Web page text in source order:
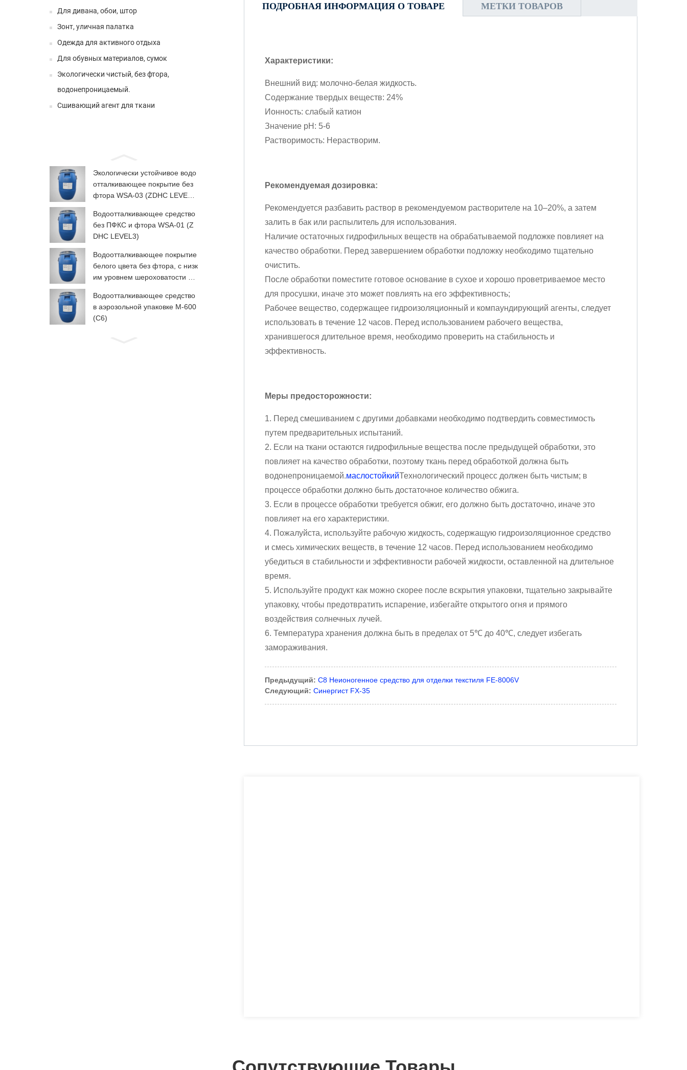
Для дивана, обои, штор
Зонт, уличная палатка
Одежда для активного отдыха
Для обувных материалов, сумок
Экологически чистый, без фтора,
водонепроницаемый.
Сшивающий агент для ткани
Экологически устойчивое водо
отталкивающее покрытие без
фтора WSA-03 (ZDHC LEVEL
Водоотталкивающее средство
без ПФКС и фтора WSA-01 (Z
DHC LEVEL3)
Водоотталкивающее покрытие
белого цвета без фтора, с низк
им уровнем шероховатости дл
Водоотталкивающее средство
в аэрозольной упаковке М-600
(C6)
ПОДРОБНАЯ ИНФОРМАЦИЯ О ТОВАРЕ МЕТКИ ТОВАРОВ
Характеристики:
Внешний вид: молочно-белая жидкость.
Содержание твердых веществ: 24%
Ионность: слабый катион
Значение pH: 5-6
Растворимость: Нерастворим.
Рекомендуемая дозировка:
Рекомендуется разбавить раствор в рекомендуемом растворителе на 10–20%, а затем
залить в бак или распылитель для использования.
Наличие остаточных гидрофильных веществ на обрабатываемой подложке повлияет на
качество обработки. Перед завершением обработки подложку необходимо тщательно
очистить.
После обработки поместите готовое основание в сухое и хорошо проветриваемое место
для просушки, иначе это может повлиять на его эффективность;
Рабочее вещество, содержащее гидроизоляционный и компаундирующий агенты, следует
использовать в течение 12 часов. Перед использованием рабочего вещества,
хранившегося длительное время, необходимо проверить на стабильность и
эффективность.
Меры предосторожности:
1. Перед смешиванием с другими добавками необходимо подтвердить совместимость
путем предварительных испытаний.
2. Если на ткани остаются гидрофильные вещества после предыдущей обработки, это
повлияет на качество обработки, поэтому ткань перед обработкой должна быть
водонепроницаемой.маслостойкийТехнологический процесс должен быть чистым; в
процессе обработки должно быть достаточное количество обжига.
3. Если в процессе обработки требуется обжиг, его должно быть достаточно, иначе это
повлияет на его характеристики.
4. Пожалуйста, используйте рабочую жидкость, содержащую гидроизоляционное средство
и смесь химических веществ, в течение 12 часов. Перед использованием необходимо
убедиться в стабильности и эффективности рабочей жидкости, оставленной на длительное
время.
5. Используйте продукт как можно скорее после вскрытия упаковки, тщательно закрывайте
упаковку, чтобы предотвратить испарение, избегайте открытого огня и прямого
воздействия солнечных лучей.
6. Температура хранения должна быть в пределах от 5℃ до 40℃, следует избегать
замораживания.
Предыдущий: C8 Неионогенное средство для отделки текстиля FE-8006V
Следующий: Синергист FX-35